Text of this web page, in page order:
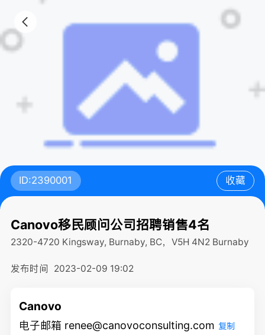
ID:2390001 收藏
Canovo移民顾问公司招聘销售4名
2320-4720 Kingsway, Burnaby, BC，V5H 4N2 Burnaby
发布时间 2023-02-09 19:02
Canovo
电子邮箱 renee@canovoconsulting.com 复制